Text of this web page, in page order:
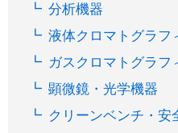
分析機器
液体クロマトグラフ
ガスクロマトグラフ
顕微鏡・光学機器
クリーンベンチ・安